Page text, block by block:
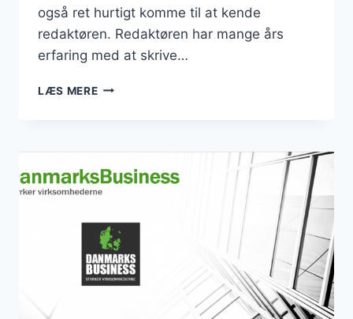
også ret hurtigt komme til at kende
redaktøren. Redaktøren har mange års
erfaring med at skrive…
LÆS MEREDANMARKSBUSINESS
REDAKTØREN
TIL